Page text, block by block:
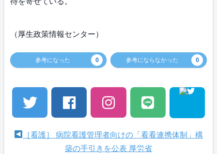
（厚生政策情報センター）
参考になった 0 参考にならなかった 0
［看護］ 病院看護管理者向けの「看看連携体制」構
築の手引きを公表 厚労省